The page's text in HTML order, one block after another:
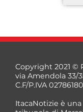
Copyright 2021 ©
via Amendola 33/
C.F/P.IVA
ItacaNotizie è